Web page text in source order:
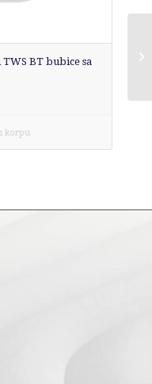
BT bubice sa
korpu